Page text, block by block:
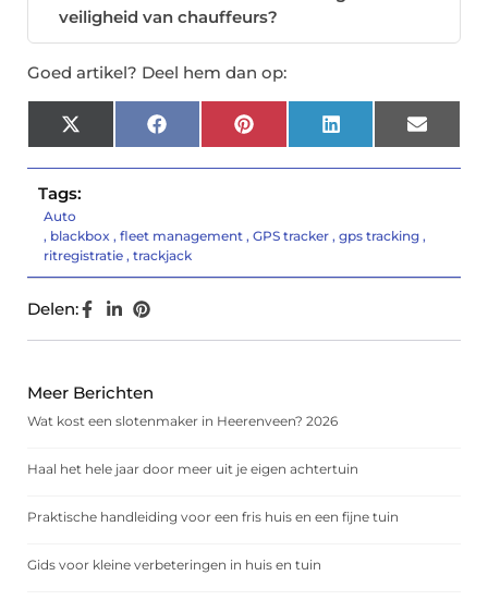
veiligheid van chauffeurs?
Goed artikel? Deel hem dan op:
X
(Twitter)
FacebookPinterest LinkedIn Email
Tags:
Auto
, blackbox , fleet management , GPS tracker , gps tracking ,
ritregistratie , trackjack
Delen:
Meer Berichten
Wat kost een slotenmaker in Heerenveen? 2026
Haal het hele jaar door meer uit je eigen achtertuin
Praktische handleiding voor een fris huis en een fijne tuin
Gids voor kleine verbeteringen in huis en tuin